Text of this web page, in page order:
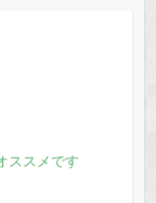
ススメです